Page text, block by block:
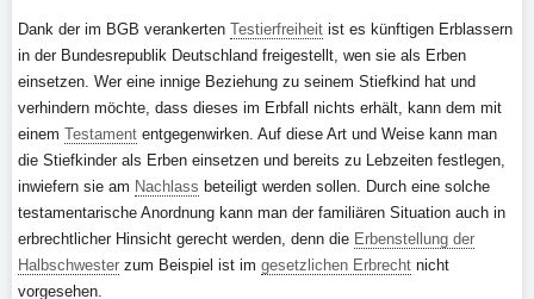
Dank der im BGB verankerten Testierfreiheit ist es künftigen Erblassern
in der Bundesrepublik Deutschland freigestellt, wen sie als Erben
einsetzen. Wer eine innige Beziehung zu seinem Stiefkind hat und
verhindern möchte, dass dieses im Erbfall nichts erhält, kann dem mit
einem Testament entgegenwirken. Auf diese Art und Weise kann man
die Stiefkinder als Erben einsetzen und bereits zu Lebzeiten festlegen,
inwiefern sie am Nachlass beteiligt werden sollen. Durch eine solche
testamentarische Anordnung kann man der familiären Situation auch in
erbrechtlicher Hinsicht gerecht werden, denn die Erbenstellung der
Halbschwester zum Beispiel ist im gesetzlichen Erbrecht nicht
vorgesehen.